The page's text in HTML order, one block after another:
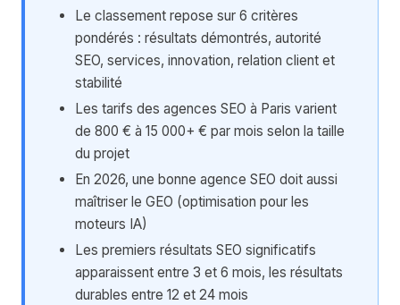
Le classement repose sur 6 critères
pondérés : résultats démontrés, autorité
SEO, services, innovation, relation client et
stabilité
Les tarifs des agences SEO à Paris varient
de 800 € à 15 000+ € par mois selon la taille
du projet
En 2026, une bonne agence SEO doit aussi
maîtriser le GEO (optimisation pour les
moteurs IA)
Les premiers résultats SEO significatifs
apparaissent entre 3 et 6 mois, les résultats
durables entre 12 et 24 mois